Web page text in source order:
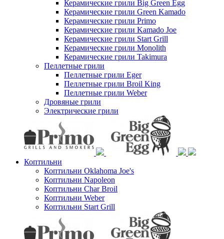
Керамические грили Big Green Egg
Керамические грили Green Kamado
Керамические грили Primo
Керамические грили Kamado Joe
Керамические грили Start Grill
Керамические грили Monolith
Керамические грили Takimura
Пеллетные грили
Пеллетные грили Eger
Пеллетные грили Broil King
Пеллетные грили Weber
Дровяные грили
Электрические грили
Коптильни
Коптильни Oklahoma Joe's
Коптильни Napoleon
Коптильни Char Broil
Коптильни Weber
Коптильни Start Grill